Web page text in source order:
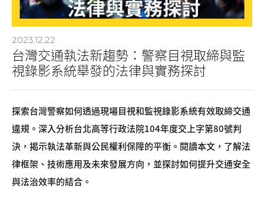
2023.12.22
台灣交通執法新趨勢：警察目視取締與監
視錄影系統舉發的法律與實務探討
探索台灣警察如何透過現場目視和監視錄影系統有效取締交通
違規。深入分析台北高等行政法院104年度交上字第80號判
決，揭示執法革新與公民權利保障的平衡。閱讀本文，了解法
律框架、技術應用及未來發展方向，並探討如何提升交通安全
與法治效率的結合。